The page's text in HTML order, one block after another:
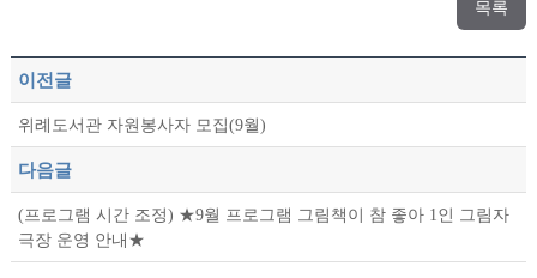
목록
이전글
위례도서관 자원봉사자 모집(9월)
다음글
(프로그램 시간 조정) ★9월 프로그램 그림책이 참 좋아 1인 그림자
극장 운영 안내★